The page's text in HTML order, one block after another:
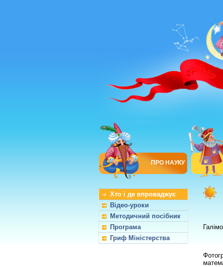
ПРО НАУКУ
Хто і де впроваджує
Відео-уроки
Методичний посібник
Програма
Гриф Міністерства